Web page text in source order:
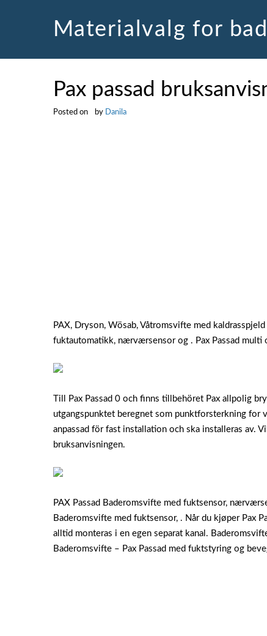
Materialvalg for
Pax passad
Posted on by Danila
PAX, Dryson, Wösab, Våtromsvifte med
fuktautomatikk, nærværsensor og . Pax Passad multi
Till Pax Passad 0 och finns tillbehöret Pax allpolig
utgangspunktet beregnet som punktforsterkning for
anpassad för fast installation och ska installeras av.
bruksanvisningen.
PAX Passad Baderomsvifte med fuktsensor,
Baderomsvifte med fuktsensor, . Når du kjøper Pax
alltid monteras i en egen separat kanal.
Baderomsvifte – Pax Passad med fuktstyring og